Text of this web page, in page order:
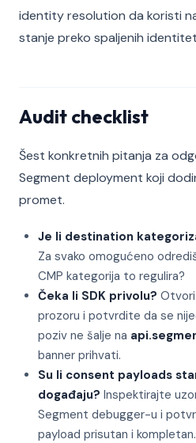
identity resolution da koristi
stanje preko spaljenih
Audit checklist
Šest konkretnih pitanja za
Segment deployment koji
promet.
Je li destination
Za svako omogućeno
CMP kategorija to regulira?
Čeka li SDK privolu?
prozoru i potvrdite da se
poziv ne šalje na
banner prihvati.
Su li consent payloads
događaju? Inspektirajte
Segment debugger-u i
payload prisutan i kompletan.